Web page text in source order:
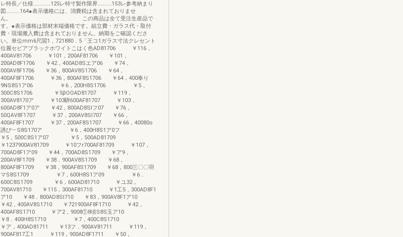
レ特長／仕様……………125レ特寸製作限界…………153レ参考納まり
図…………164●表示価格には、消費税は含まれておりませ
ん。 この商品は全て受注生産品で
す。●表示価格は部材末端価格です。組立費・ガラス代・取付
費・現場搬入費は含まれておりません。納期をご確認くださ
い。単位mm6尺閤1，721880．5「王コ1ガラス寸法クレセント
位麗セビアブラックホワイトこはく色AD81706 ￥116，
400AV81706 ￥101，200AF81706 ￥101，
200AD8F1706 ￥42，400AD8Sエア06 ￥74，
000AV8F1706 ￥36，800AV8S1706 ￥64，
400AF8F1706 ￥36，800AF8S1706 ￥64，400奉り
9NS8S1ア06 ￥6，200H8S1706 ￥5，
300C8S1706 ￥5βOOAD81707 ￥119，
300AV8170ア ￥103騨600AF81707 ￥103，
600AD8F1ア0ア ￥42，800AD8Slフ07 ￥76，
50QAV8F1707 ￥37，200AV8Sl707 ￥66，
400AF8F1707 ￥37，200AF8S1707 ￥66，40080o
誘び︸S8S170ア ￥6，400H8S1ア0フ
￥5，500C8S1ア07 ￥5，500AD81709
￥1237900AV81709 ￥10フr700AF81709 ￥107，
700AD8F1ア09 ￥44，700AD8S1709 ￥ア9，
200AV8F1709 ￥38．900AV8S1709 ￥68，
800AF8F1709 ￥38，900AF8S1709 ￥68，800三〇〇羽
マS8S1709 ￥7，600H8S1ア09 ￥6．
600C8S1709 ￥6，600AD81710 ￥ユ32，
700AV81710 ￥115，300AF81710 ￥1工5，300AD8F1
ア10 ￥48．800AD8SI710 ￥83，900AV8F1ア10
￥42，400AV8S1710 ￥721900AF8F1710 ￥42，
400AF8S1710 ￥ア2，9008①8頃S8S玉ア10
￥8．400H8S1710 ￥7，400C8S1710
￥ア，400AD81711 ￥13フ．900AV81711 ￥119，
900AF817工1 ￥119，900AD8F1711 ￥50，